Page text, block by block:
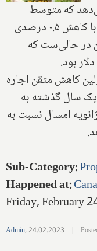
نشان می‌دهد که متوسط
اجاره بها برای همه انواع ملک در کانادا با کاهش ۰.۵ درصدی
این در حالی‌ست که
کاهش متقن اجاره
یک سال گذشته به
امسال نسبت به
Sub-Category:
Happened at:
Friday, February
Admin,24.02.2023 |